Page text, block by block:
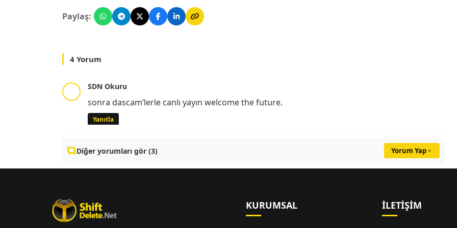
Paylaş:
4 Yorum
SDN Okuru
sonra dascam’lerle canlı yayın welcome the future.
Yanıtla
Diğer yorumları gör (3) Yorum Yap
KURUMSAL İLETIŞIM